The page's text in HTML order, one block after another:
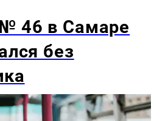
46 в Самаре
без